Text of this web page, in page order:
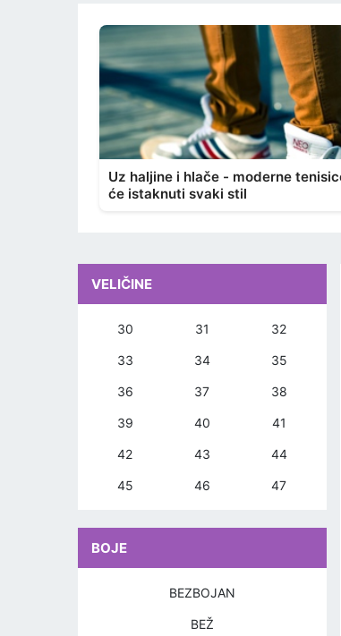
Uz haljine i hlače - moderne
će istaknuti svaki stil
VELIČINE
30 31 32
33 34 35
36 37 38
39 40 41
42 43 44
45 46 47
BOJE
BEZBOJAN
BEŽ